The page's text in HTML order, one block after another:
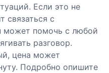
Если это не
связаться с
может помочь с любой
разговор.
цена может
Подробно опишите